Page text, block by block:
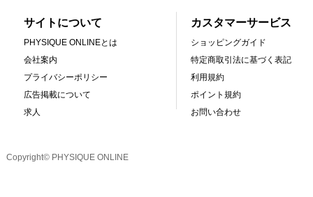
サイトについて
PHYSIQUE ONLINEとは
会社案内
プライバシーポリシー
広告掲載について
求人
カスタマーサービス
ショッピングガイド
特定商取引法に基づく表記
利用規約
ポイント規約
お問い合わせ
Copyright© PHYSIQUE ONLINE